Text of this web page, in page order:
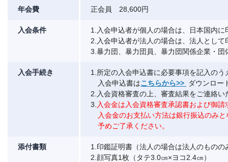
年会費 正会員 28,600円
入会条件
1.入会申込者が個人の場合は、日本国内に
2.入会申込者が法人の場合は、法人として
3.暴力団、暴力団員、暴力団関係企業・
入会手続き
1.所定の入会申込書に必要事項を記入の
入会申込書はこちらから>>
ダウンロー
2.入会資格審査の上、審査結果をご連絡い
3. 入会金は入会資格審査承認書および御
入会金のお支払い方法は銀行振込のみ
予めご了承ください。
添付書類
1.印鑑証明書（法人の場合は法人のものの
2.顔写真1枚（タテ3.0㎝×ヨコ2.4㎝）